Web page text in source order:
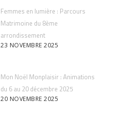
Femmes en lumière : Parcours
Matrimoine du 8ème
arrondissement
23 NOVEMBRE 2025
Mon Noël Monplaisir : Animations
du 6 au 20 décembre 2025
20 NOVEMBRE 2025